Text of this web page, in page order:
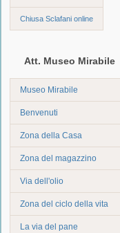
Chiusa Sclafani online
Att. Museo Mirabile
Museo Mirabile
Benvenuti
Zona della Casa
Zona del magazzino
Via dell'olio
Zona del ciclo della vita
La via del pane